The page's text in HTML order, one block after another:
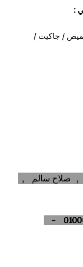
:
/ جاكيت /
العبور , صلاح سالم ,
ت\ 01005161613 - 01000405700 -